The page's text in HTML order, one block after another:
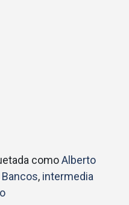
comoAlberto
Bancos, intermedia